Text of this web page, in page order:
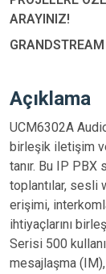
ARAYINIZ!
Açıklama
UCM6302A
birleşik iletişim
tanır. Bu IP
toplantılar, sesli
erişimi,
ihtiyaçlarını
Serisi 500
mesajlaşma